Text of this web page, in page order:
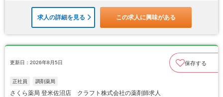
求人の詳細を見る この求人に興味がある
更新日：2026年8月5日 保存する
正社員 調剤薬局
さくら薬局 登米佐沼店 クラフト株式会社の薬剤師求人